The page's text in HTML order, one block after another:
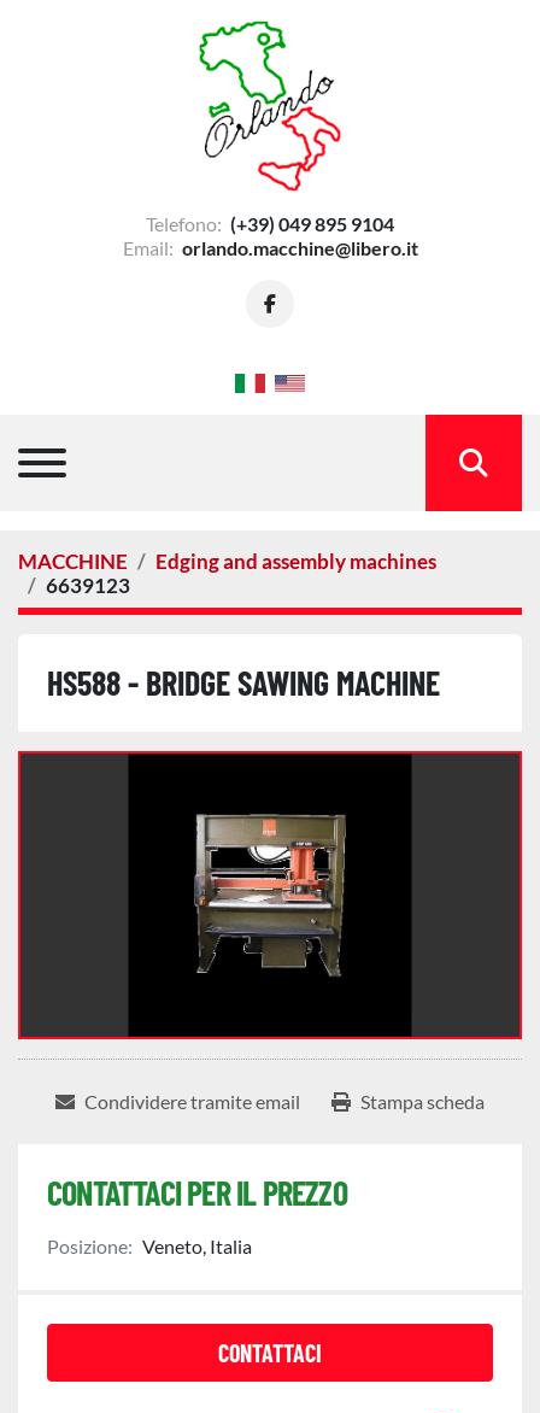
Telefono: (+39) 049 895 9104
Email: orlando.macchine@libero.it
facebook
CERCA
MACCHINE
Edging and assembly machines
6639123
HS588 - BRIDGE SAWING MACHINE
Condividere tramite email Stampa scheda
CONTATTACI PER IL PREZZO
Posizione: Veneto, Italia
CONTATTACI